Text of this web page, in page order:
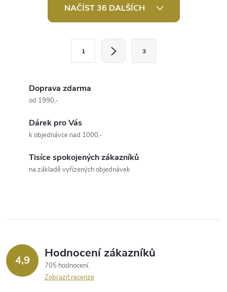
k
y
v
NAČÍST 36 DALŠÍCH
1 3
Doprava zdarma
od 1990,-
Dárek pro Vás
k objednávce nad 1000,-
Tisíce spokojených zákazníků
na základě vyřízených objednávek
4,9 Hodnocení zákazníků
705 hodnocení
Zobrazit recenze